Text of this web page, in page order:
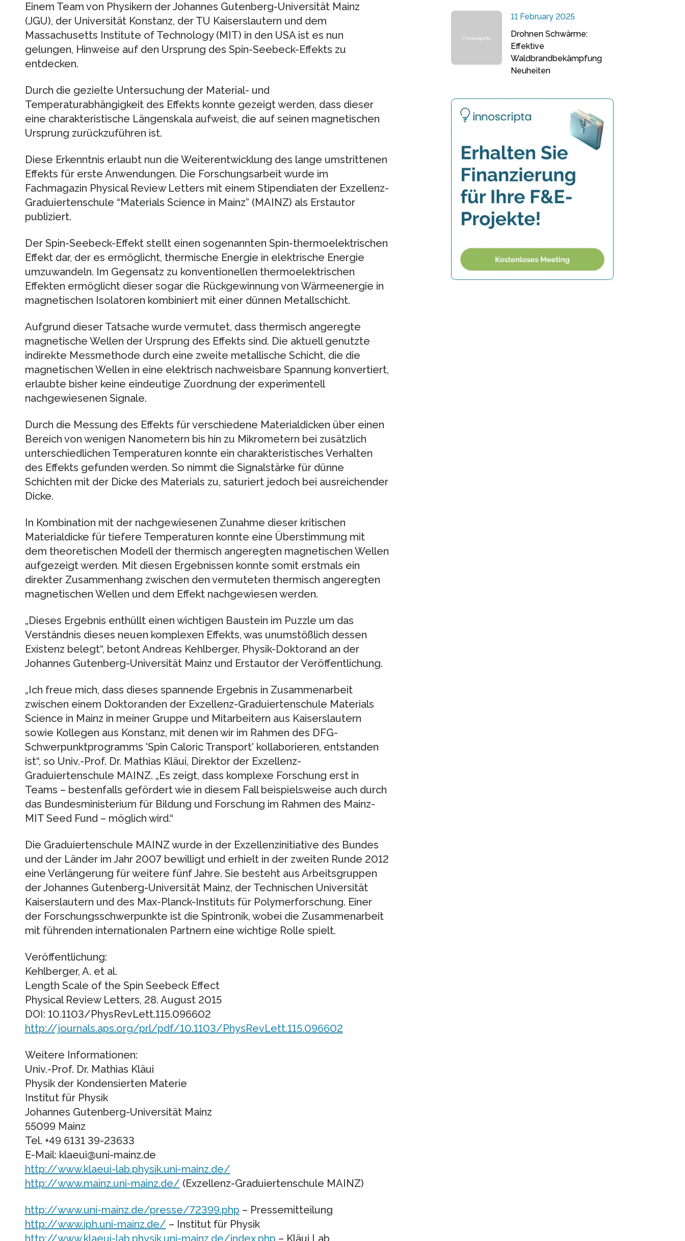
Einem Team von Physikern der Johannes Gutenberg-Universität Mainz
(JGU), der Universität Konstanz, der TU Kaiserslautern und dem
Massachusetts Institute of Technology (MIT) in den USA ist es nun
gelungen, Hinweise auf den Ursprung des Spin-Seebeck-Effekts zu
entdecken.
Durch die gezielte Untersuchung der Material- und
Temperaturabhängigkeit des Effekts konnte gezeigt werden, dass dieser
eine charakteristische Längenskala aufweist, die auf seinen magnetischen
Ursprung zurückzuführen ist.
Diese Erkenntnis erlaubt nun die Weiterentwicklung des lange umstrittenen
Effekts für erste Anwendungen. Die Forschungsarbeit wurde im
Fachmagazin Physical Review Letters mit einem Stipendiaten der Exzellenz-
Graduiertenschule “Materials Science in Mainz” (MAINZ) als Erstautor
publiziert.
Der Spin-Seebeck-Effekt stellt einen sogenannten Spin-thermoelektrischen
Effekt dar, der es ermöglicht, thermische Energie in elektrische Energie
umzuwandeln. Im Gegensatz zu konventionellen thermoelektrischen
Effekten ermöglicht dieser sogar die Rückgewinnung von Wärmeenergie in
magnetischen Isolatoren kombiniert mit einer dünnen Metallschicht.
Aufgrund dieser Tatsache wurde vermutet, dass thermisch angeregte
magnetische Wellen der Ursprung des Effekts sind. Die aktuell genutzte
indirekte Messmethode durch eine zweite metallische Schicht, die die
magnetischen Wellen in eine elektrisch nachweisbare Spannung konvertiert,
erlaubte bisher keine eindeutige Zuordnung der experimentell
nachgewiesenen Signale.
Durch die Messung des Effekts für verschiedene Materialdicken über einen
Bereich von wenigen Nanometern bis hin zu Mikrometern bei zusätzlich
unterschiedlichen Temperaturen konnte ein charakteristisches Verhalten
des Effekts gefunden werden. So nimmt die Signalstärke für dünne
Schichten mit der Dicke des Materials zu, saturiert jedoch bei ausreichender
Dicke.
In Kombination mit der nachgewiesenen Zunahme dieser kritischen
Materialdicke für tiefere Temperaturen konnte eine Überstimmung mit
dem theoretischen Modell der thermisch angeregten magnetischen Wellen
aufgezeigt werden. Mit diesen Ergebnissen konnte somit erstmals ein
direkter Zusammenhang zwischen den vermuteten thermisch angeregten
magnetischen Wellen und dem Effekt nachgewiesen werden.
„Dieses Ergebnis enthüllt einen wichtigen Baustein im Puzzle um das
Verständnis dieses neuen komplexen Effekts, was unumstößlich dessen
Existenz belegt“, betont Andreas Kehlberger, Physik-Doktorand an der
Johannes Gutenberg-Universität Mainz und Erstautor der Veröffentlichung.
„Ich freue mich, dass dieses spannende Ergebnis in Zusammenarbeit
zwischen einem Doktoranden der Exzellenz-Graduiertenschule Materials
Science in Mainz in meiner Gruppe und Mitarbeitern aus Kaiserslautern
sowie Kollegen aus Konstanz, mit denen wir im Rahmen des DFG-
Schwerpunktprogramms 'Spin Caloric Transport' kollaborieren, entstanden
ist“, so Univ.-Prof. Dr. Mathias Kläui, Direktor der Exzellenz-
Graduiertenschule MAINZ. „Es zeigt, dass komplexe Forschung erst in
Teams – bestenfalls gefördert wie in diesem Fall beispielsweise auch durch
das Bundesministerium für Bildung und Forschung im Rahmen des Mainz-
MIT Seed Fund – möglich wird.“
Die Graduiertenschule MAINZ wurde in der Exzellenzinitiative des Bundes
und der Länder im Jahr 2007 bewilligt und erhielt in der zweiten Runde 2012
eine Verlängerung für weitere fünf Jahre. Sie besteht aus Arbeitsgruppen
der Johannes Gutenberg-Universität Mainz, der Technischen Universität
Kaiserslautern und des Max-Planck-Instituts für Polymerforschung. Einer
der Forschungsschwerpunkte ist die Spintronik, wobei die Zusammenarbeit
mit führenden internationalen Partnern eine wichtige Rolle spielt.
Veröffentlichung:
Kehlberger, A. et al.
Length Scale of the Spin Seebeck Effect
Physical Review Letters, 28. August 2015
DOI: 10.1103/PhysRevLett.115.096602
http://journals.aps.org/prl/pdf/10.1103/PhysRevLett.115.096602
Weitere Informationen:
Univ.-Prof. Dr. Mathias Kläui
Physik der Kondensierten Materie
Institut für Physik
Johannes Gutenberg-Universität Mainz
55099 Mainz
Tel. +49 6131 39-23633
E-Mail: klaeui@uni-mainz.de
http://www.klaeui-lab.physik.uni-mainz.de/
http://www.mainz.uni-mainz.de/ (Exzellenz-Graduiertenschule MAINZ)
http://www.uni-mainz.de/presse/72399.php – Pressemitteilung
http://www.iph.uni-mainz.de/ – Institut für Physik
11 February 2025
Drohnen Schwärme:
Effektive
Waldbrandbekämpfung
Neuheiten